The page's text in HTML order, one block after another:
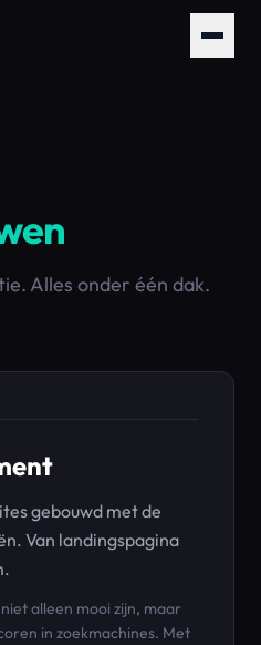
Alles onder één dak.
gebouwd met de
Van landingspagina
alleen mooi zijn, maar
in zoekmachines. Met